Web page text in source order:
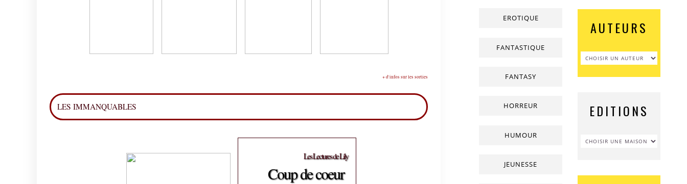
+ d'infos sur les sorties
LES IMMANQUABLES
Les Lectures de Lily
Coup de coeur
EROTIQUE
FANTASTIQUE
FANTASY
HORREUR
HUMOUR
JEUNESSE
AUTEURS
EDITIONS